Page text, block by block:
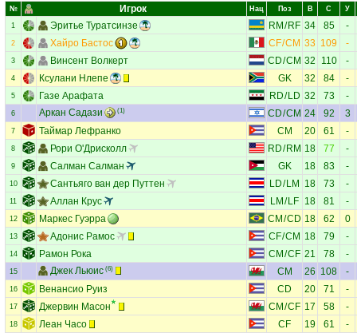
№ Игрок Нац Поз В С У
1 Эритье Туратсинзе RM / RF 34 85 -
2 Хайро Бастос CF/CM 33 109 -
3 Винсент Волкерт CD/CM 32 110 -
4 Ксулани Нлепе GK 32 84 -
5 Газе Арафата RD/LD 32 73 -
6 Аркан Садази (1) CD/CM 24 92 3
7 Таймар Лефранко CM 20 61 -
8 Рори О'Дрисколл RD/ RM 18 77 -
9 Салман Салман GK 18 83 -
10 Сантьяго ван дер Путтен LD/ LM 18 73 -
11 Аллан Крус LM / LF 18 81 -
12 Маркес Гуэрра CM /CD 18 62 0
13 Адонис Рамос CF/CM 18 79 -
14 Рамон Рока CM /CF 21 78 -
15 Джек Льюис (6) CM 26 108 -
16 Венансио Руиз CD 20 71 -
17 Джервин Масон CM /CF 17 58 -
18 Леан Часо CF 19 61 -